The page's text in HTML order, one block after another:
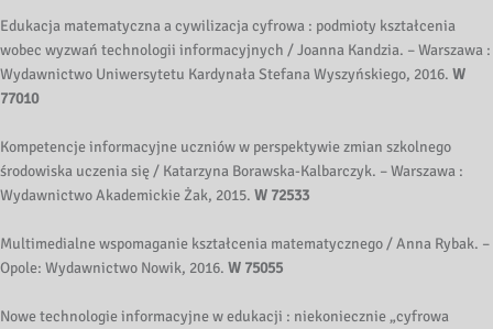
Edukacja matematyczna a cywilizacja cyfrowa : podmioty kształcenia
wobec wyzwań technologii informacyjnych / Joanna Kandzia. – Warszawa :
Wydawnictwo Uniwersytetu Kardynała Stefana Wyszyńskiego, 2016. W
77010
Kompetencje informacyjne uczniów w perspektywie zmian szkolnego
środowiska uczenia się / Katarzyna Borawska-Kalbarczyk. – Warszawa :
Wydawnictwo Akademickie Żak, 2015. W 72533
Multimedialne wspomaganie kształcenia matematycznego / Anna Rybak. –
Opole: Wydawnictwo Nowik, 2016. W 75055
Nowe technologie informacyjne w edukacji : niekoniecznie „cyfrowa